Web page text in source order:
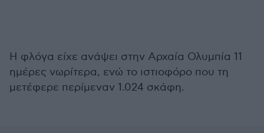
Η φλόγα είχε ανάψει στην Αρχαία Ολυμπία 11
ημέρες νωρίτερα, ενώ το ιστιοφόρο που τη
μετέφερε περίμεναν 1.024 σκάφη.